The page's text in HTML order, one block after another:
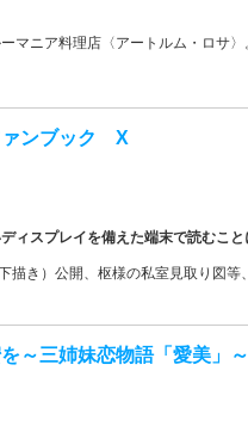
マニア料理店〈アートルム・ロサ
ンブック X
ィスプレイを備えた端末で読むこ
描き）公開、枢様の私室見取り図
～三姉妹恋物語「愛美」～